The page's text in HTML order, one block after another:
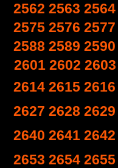
2562 2563 2564
2575 2576 2577
2588 2589 2590
2601 2602 2603
2614 2615 2616
2627 2628 2629
2640 2641 2642
2653 2654 2655